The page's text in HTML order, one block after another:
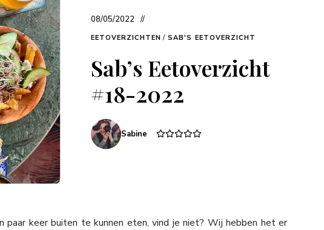
08/05/2022
EETOVERZICHTEN / SAB'S EETOVERZICHT
Sab’s Eetoverzicht
#18-2022
Sabine
keer buiten te kunnen eten, vind je niet? Wij hebben het er